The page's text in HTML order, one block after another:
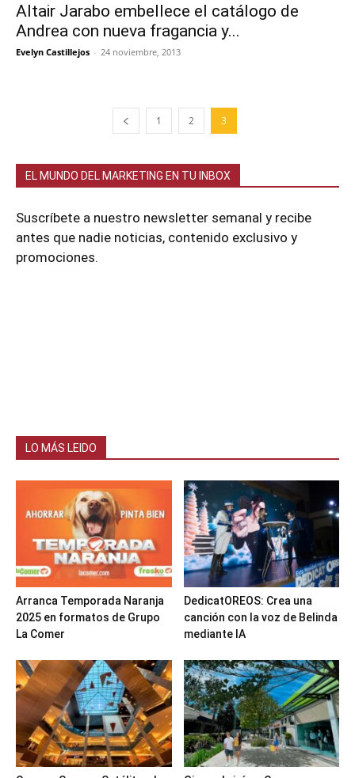
Altair Jarabo embellece el catálogo de
Andrea con nueva fragancia y...
Evelyn Castillejos - 24 noviembre, 2013
1 2 3
EL MUNDO DEL MARKETING EN TU INBOX
Suscríbete a nuestro newsletter semanal y recibe
antes que nadie noticias, contenido exclusivo y
promociones.
LO MÁS LEIDO
Arranca Temporada Naranja
2025 en formatos de Grupo
La Comer
DedicatOREOS: Crea una
canción con la voz de Belinda
mediante IA